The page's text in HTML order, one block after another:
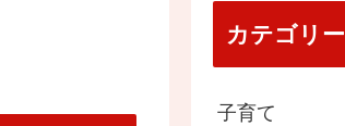
カテゴリー
子育て